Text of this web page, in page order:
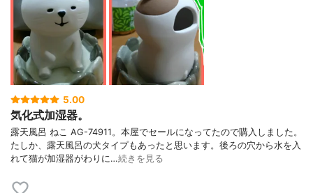
5.00
気化式加湿器。
露天風呂 ねこ AG-74911。本屋でセールになってたので購入しました。
たしか、露天風呂の犬タイプもあったと思います。後ろの穴から水を入
れて猫が加湿器がわりに…続きを見る